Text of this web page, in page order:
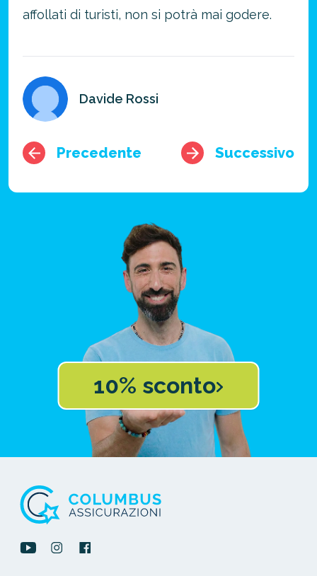
affollati di turisti, non si potrà mai godere.
Davide Rossi
Precedente Successivo
10% sconto